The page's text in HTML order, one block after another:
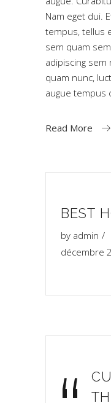
Nam eget dui.
tempus, tellus
sem quam
adipiscing
quam nunc,
augue tempus
Read More
BEST
by admin
décembre